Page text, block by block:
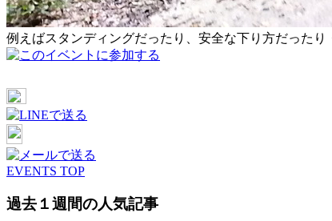
例えばスタンディングだったり、安全な下り方だった
EVENTS TOP
過去１週間の人気記事